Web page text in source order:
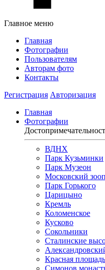
Главное меню
Главная
Фотографии
Пользователям
Авторам фото
Контакты
Регистрация Авторизация
Главная
Фотографии
ВДНХ
Парк Кузьминки
Парк Музеон
Московский
Парк Горького
Царицыно
Кремль
Коломенское
Кусково
Сокольники
Сталинские
Красная площадь
Симонов